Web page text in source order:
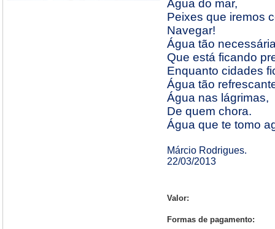
Água do mar,
Peixes que iremos
Navegar!
Água tão
Que está ficando
Enquanto cidades
Água tão
Água nas lágrimas,
De quem chora.
Água que te tomo
Márcio Rodrigues.
22/03/2013
Valor:
Formas de pagamento: